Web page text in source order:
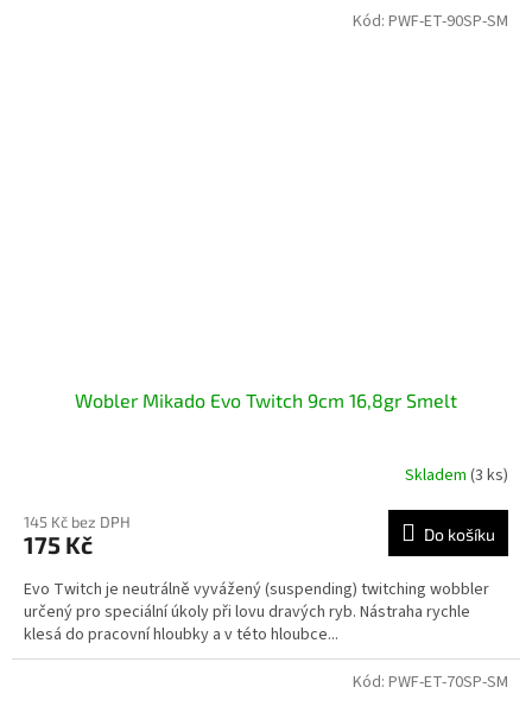
Wobler Mikado Evo Twitch 9cm 16,8gr Smelt
Skladem (3 ks)
145 Kč bez DPH
175 Kč Do košíku
Evo Twitch je neutrálně vyvážený (suspending) twitching wobbler
určený pro speciální úkoly při lovu dravých ryb. Nástraha rychle
klesá do pracovní hloubky a v této hloubce...
Kód: PWF-ET-90SP-SM
Kód: PWF-ET-70SP-SM